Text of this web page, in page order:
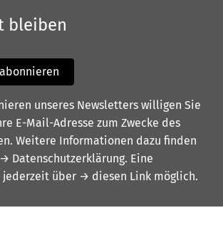
bleiben
unseres Newsletters willigen Sie
E-Mail-Adresse zum Zwecke des
Weitere Informationen dazu finden
→ Datenschutzerklärung. Eine
jederzeit über → diesen Link möglich.